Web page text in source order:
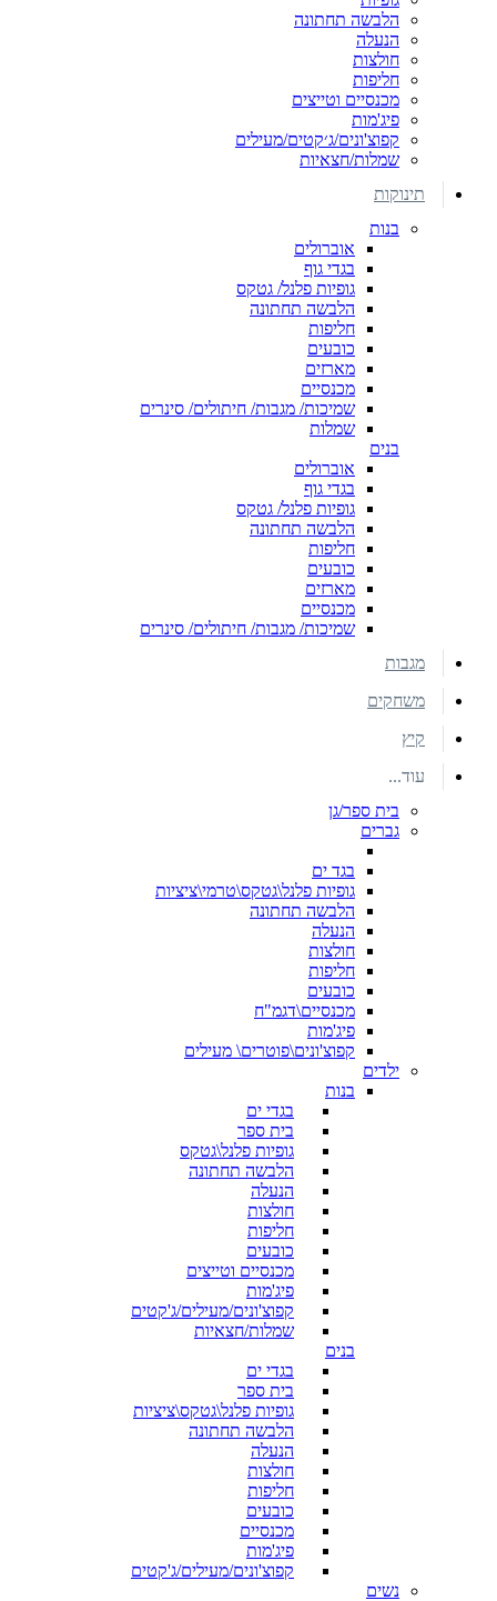
הלבשה תחתונה
הנעלה
חולצות
חליפות
מכנסיים וטייצים
פיג'מות
קפוצ'ונים/ג׳קטים/מעילים
שמלות/חצאיות
תינוקות
בנות
אוברולים
בגדי גוף
גופיות פלנל/ גטקס
הלבשה תחתונה
חליפות
כובעים
מארזים
מכנסיים
שמיכות/ מגבות/ חיתולים/ סינרים
שמלות
בנים
אוברולים
בגדי גוף
גופיות פלנל/ גטקס
הלבשה תחתונה
חליפות
כובעים
מארזים
מכנסיים
שמיכות/ מגבות/ חיתולים/ סינרים
מגבות
משחקים
קיץ
עוד...
בית ספר/גן
גברים
בגד ים
גופיות פלנל\גטקס\טרמי\ציציות
הלבשה תחתונה
הנעלה
חולצות
חליפות
כובעים
מכנסיים\דגמ"ח
פיג'מות
קפוצ'ונים\פוטרים\ מעילים
ילדים
בנות
בגדי ים
בית ספר
גופיות פלנל\גטקס
הלבשה תחתונה
הנעלה
חולצות
חליפות
כובעים
מכנסיים וטייצים
פיג'מות
קפוצ'ונים/מעילים/ג'קטים
שמלות/חצאיות
בנים
בגדי ים
בית ספר
גופיות פלנל\גטקס\ציציות
הלבשה תחתונה
הנעלה
חולצות
חליפות
כובעים
מכנסיים
פיג'מות
קפוצ'ונים/מעילים/ג'קטים
נשים